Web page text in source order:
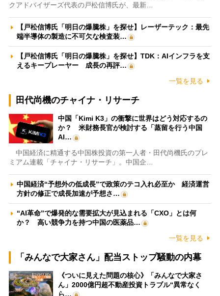
クアドバイザーズ代表の戸松信博氏が、最新…
【戸松信博氏「明日の爆騰株」を探せ】レーザーテック：最先
端半導体の製造に不可欠な検査装…
【戸松信博氏「明日の爆騰株」を探せ】TDK：AIインフラを支
えるキープレーヤー 成長の再評…
一覧を見る
田代尚機のチャイナ・リサーチ
中国「Kimi K3」の衝撃に世界はどう対応するの
か？ 米財務長官が検討する「蒸留を行う中国
AI…
中国経済に精通する中国株投資の第一人者・田代尚機氏のプレ
ミアム連載「チャイナ・リサーチ」。中国企…
中国経済“予想外の低成長”で政策のテコ入れ必至か 経済運営
方針の修正で成長加速が予想さ…
“AI革命”で爆発的な需要拡大が見込まれる「CXO」とは何
か？ 高い競争力を持つ中国の医薬品…
一覧を見る
「みんなで大家さん」配当ストップ騒動の内幕
《ついに見えた問題の核心》「みんなで大家さ
ん」2000億円超不動産投資トラブル“異常なく
ら…